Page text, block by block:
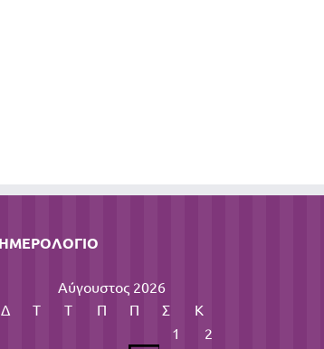
ΗΜΕΡΟΛΌΓΙΟ
Αύγουστος 2026
Δ
Τ Τ Π Π Σ
Κ
1
2